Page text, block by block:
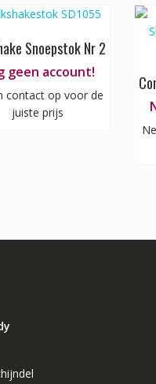
Snoepstok Nr 2
geen account!
contact op voor de
juiste prijs